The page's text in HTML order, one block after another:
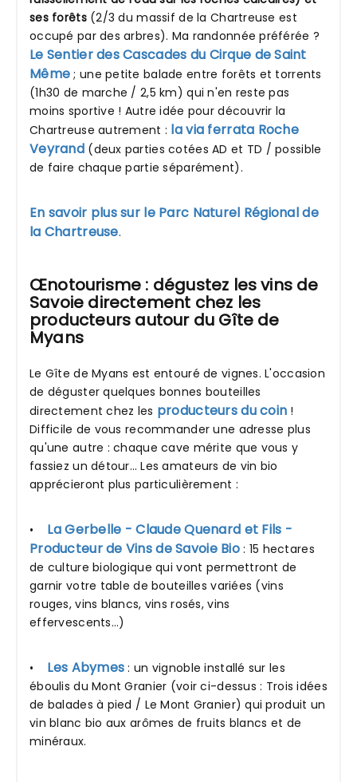
ses forêts(2/3 du massif de la Chartreuse est
occupé par des arbres). Ma randonnée préférée ?
Le Sentier des Cascades du Cirque de Saint
Même ; une petite balade entre forêts et torrents
(1h30 de marche / 2,5 km) qui n'en reste pas
moins sportive ! Autre idée pour découvrir la
Chartreuse autrement : la via ferrata Roche
Veyrand(deux parties cotées AD et TD / possible
de faire chaque partie séparément).
En savoir plus sur le Parc Naturel Régional de
la Chartreuse.
Œnotourisme : dégustez les vins de
Savoie directement chez les
producteurs autour du Gîte de
Myans
Le Gîte de Myans est entouré de vignes. L'occasion
de déguster quelques bonnes bouteilles
directement chez les producteurs du coin !
Difficile de vous recommander une adresse plus
qu'une autre : chaque cave mérite que vous y
fassiez un détour… Les amateurs de vin bio
apprécieront plus particulièrement :
• La Gerbelle - Claude Quenard et Fils -
Producteur de Vins de Savoie Bio: 15 hectares
de culture biologique qui vont permettront de
garnir votre table de bouteilles variées (vins
rouges, vins blancs, vins rosés, vins
effervescents…)
• Les Abymes : un vignoble installé sur les
éboulis du Mont Granier (voir ci-dessus : Trois idées
de balades à pied / Le Mont Granier) qui produit un
vin blanc bio aux arômes de fruits blancs et de
minéraux.